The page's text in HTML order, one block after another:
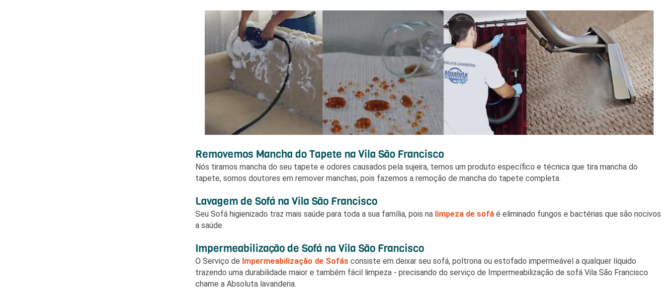
Removemos Mancha do Tapete na Vila São Francisco
Nós tiramos mancha do seu tapete e odores causados pela sujeira, temos um produto específico e técnica que tira mancha do
tapete, somos doutores em remover manchas, pois fazemos a remoção de mancha do tapete completa.
Lavagem de Sofá na Vila São Francisco
Seu Sofá higienizado traz mais saúde para toda a sua família, pois na limpeza de sofá é eliminado fungos e bactérias que são nocivos
a saúde.
Impermeabilização de Sofá na Vila São Francisco
O Serviço de Impermeabilização de Sofás consiste em deixar seu sofá, poltrona ou estofado impermeável a qualquer líquido
trazendo uma durabilidade maior e também fácil limpeza - precisando do serviço de Impermeabilização de sofá Vila São Francisco
chame a Absoluta lavanderia.